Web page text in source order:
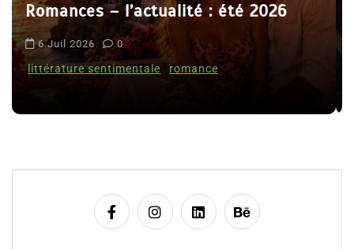
t
i
e
Le coupable n’est pas Camille de
Clara Delcourt